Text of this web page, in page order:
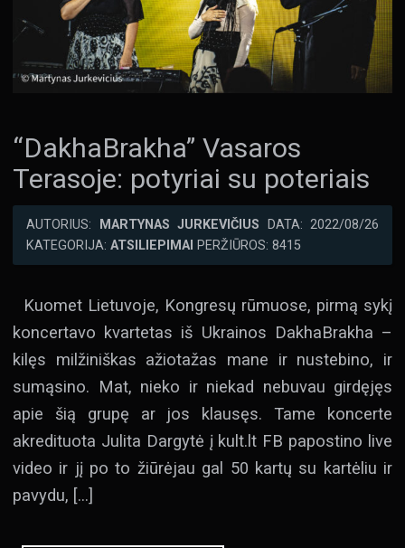
“DakhaBrakha” Vasaros
Terasoje: potyriai su poteriais
AUTORIUS: MARTYNAS JURKEVIČIUS DATA: 2022/08/26
KATEGORIJA: ATSILIEPIMAI PERŽIŪROS: 8415
Kuomet Lietuvoje, Kongresų rūmuose, pirmą sykį
koncertavo kvartetas iš Ukrainos DakhaBrakha –
kilęs milžiniškas ažiotažas mane ir nustebino, ir
sumąsino. Mat, nieko ir niekad nebuvau girdęjęs
apie šią grupę ar jos klausęs. Tame koncerte
akredituota Julita Dargytė į kult.lt FB papostino live
video ir jį po to žiūrėjau gal 50 kartų su kartėliu ir
pavydu, […]